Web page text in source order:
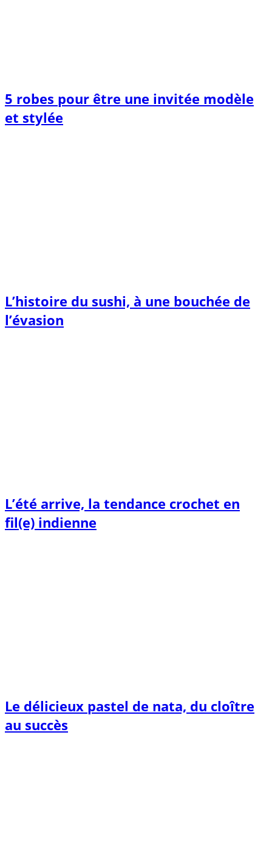
5 robes pour être une invitée modèle
et stylée
L’histoire du sushi, à une bouchée de
l’évasion
L’été arrive, la tendance crochet en
fil(e) indienne
Le délicieux pastel de nata, du cloître
au succès